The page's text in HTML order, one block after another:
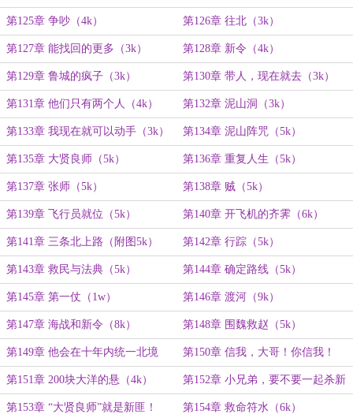
第125章 争吵（4k） 第126章 往北（3k）
第127章 能找回的更多（3k） 第128章 新令（4k）
第129章 鲁城的疯子（3k） 第130章 带人，现在就去（3k）
第131章 他们只有两个人（4k） 第132章 泥山洞（3k）
第133章 我现在就可以动手（3k） 第134章 泥山阵咒（5k）
第135章 大贤良师（5k） 第136章 重复人生（5k）
第137章 张师（5k） 第138章 贼（5k）
第139章 飞行员就位（5k） 第140章 开飞机的齐霁（6k）
第141章 三条北上路（附图5k） 第142章 行踪（5k）
第143章 救民与法典（5k） 第144章 确定路线（5k）
第145章 第一仗（1w） 第146章 渡河（9k）
第147章 海战和新令（8k） 第148章 围魏救赵（5k）
第149章 他会在十年内统一北境
（5k）
第150章 信我，大哥！你信我！
（4k）
第151章 200块大洋的悬（4k） 第152章 小兄弟，要不要一起杀新
匪（5.4k）
第153章 “大贤良师”就是新匪！ 第154章 救命符水（6k）